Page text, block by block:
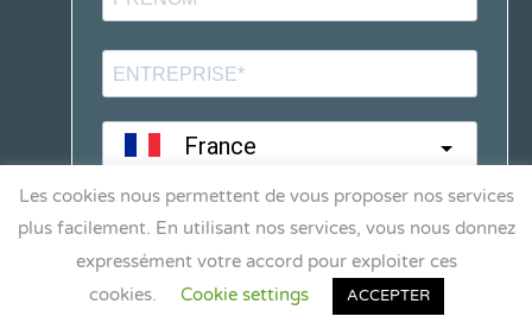
Les cookies nous permettent de vous proposer nos services
plus facilement. En utilisant nos services, vous nous donnez
expressément votre accord pour exploiter ces
cookies.
Cookie settings ACCEPTER